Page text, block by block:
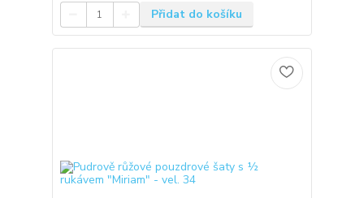
Přidat do košíku